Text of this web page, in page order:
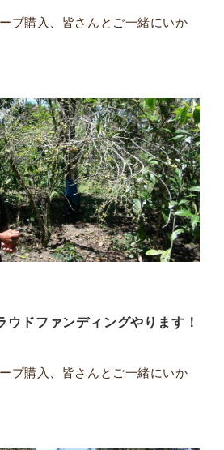
プ購入、皆さんとご一緒にいか
ウドファンディングやります！
プ購入、皆さんとご一緒にいか